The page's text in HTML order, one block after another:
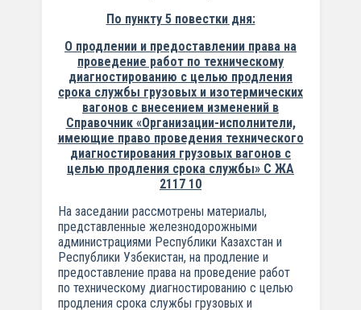
По пункту 5 повестки дня:
О продлении и предоставлении права на
проведение работ по техническому
диагностированию с целью продления
срока службы грузовых и изотермических
вагонов с внесением изменений в
Справочник «Организации-исполнители,
имеющие право проведения технического
диагностирования грузовых вагонов с
целью продления срока службы» С ЖА
2117 10
На заседании рассмотрены материалы,
представленные железнодорожными
администрациями Республики Казахстан и
Республики Узбекистан, на продление и
предоставление права на проведение работ
по техническому диагностированию с целью
продления срока службы грузовых и